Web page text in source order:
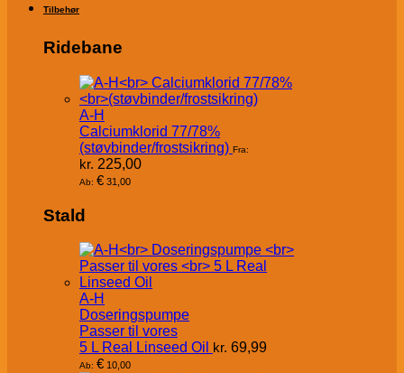
Tilbehør
Ridebane
A-H
Calciumklorid 77/78%
(støvbinder/frostsikring) Fra:
kr. 225,00
Ab: € 31,00
Stald
A-H
Doseringspumpe
Passer til vores
5 L Real Linseed Oil kr. 69,99
Ab: € 10,00